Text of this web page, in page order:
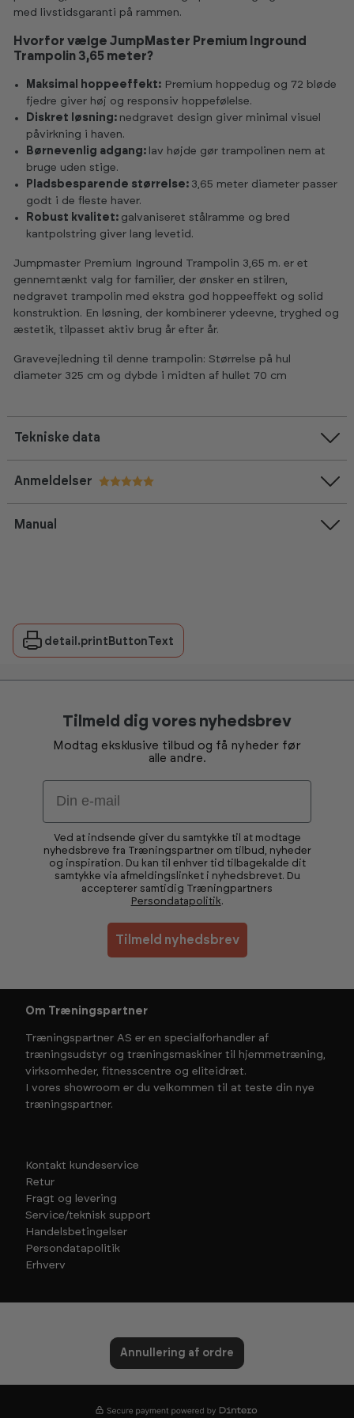
med livstidsgaranti på rammen.
Hvorfor vælge JumpMaster Premium Inground
Trampolin 3,65 meter?
Maksimal hoppeeffekt: Premium hoppedug og 72 bløde
fjedre giver høj og responsiv hoppefølelse.
Diskret løsning: nedgravet design giver minimal visuel
påvirkning i haven.
Børnevenlig adgang: lav højde gør trampolinen nem at
bruge uden stige.
Pladsbesparende størrelse: 3,65 meter diameter passer
godt i de fleste haver.
Robust kvalitet: galvaniseret stålramme og bred
kantpolstring giver lang levetid.
Jumpmaster Premium Inground Trampolin 3,65 m. er et
gennemtænkt valg for familier, der ønsker en stilren,
nedgravet trampolin med ekstra god hoppeeffekt og solid
konstruktion. En løsning, der kombinerer ydeevne, tryghed og
æstetik, tilpasset aktiv brug år efter år.
Gravevejledning til denne trampolin: Størrelse på hul
diameter 325 cm og dybde i midten af hullet 70 cm
Tekniske data
Anmeldelser
Manual
detail.printButtonText
Tilmeld dig vores nyhedsbrev
Modtag eksklusive tilbud og få nyheder før
alle andre.
Email
Ved at indsende giver du samtykke til at modtage
nyhedsbreve fra Træningspartner om tilbud, nyheder
og inspiration. Du kan til enhver tid tilbagekalde dit
samtykke via afmeldingslinket i nyhedsbrevet. Du
accepterer samtidig Træningpartners
Persondatapolitik.
Tilmeld nyhedsbrev
Om Træningspartner
Træningspartner AS er en specialforhandler af
træningsudstyr og træningsmaskiner til hjemmetræning,
virksomheder, fitnesscentre og eliteidræt.
I vores showroom er du velkommen til at teste din nye
træningspartner.
Kontakt kundeservice
Retur
Fragt og levering
Service/teknisk support
Handelsbetingelser
Persondatapolitik
Erhverv
Annullering af ordre